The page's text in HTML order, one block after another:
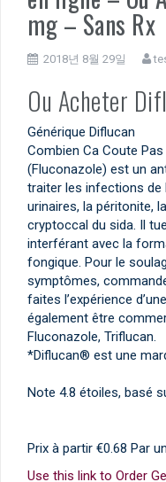
mg – Sans Rx
2018년 8월 29일
Ou Acheter
Générique Diflucan
Combien Ca Coute
(Fluconazole) est un
traiter les infections de
urinaires, la péritonite,
cryptoccal du sida. Il
interférant avec la
fongique. Pour le
symptômes,
faites l’expérience
également être
Fluconazole, Triflucan.
*Diflucan® est une
Note 4.8 étoiles, basé
Prix à partir €0.68 Par
Use this link to Order